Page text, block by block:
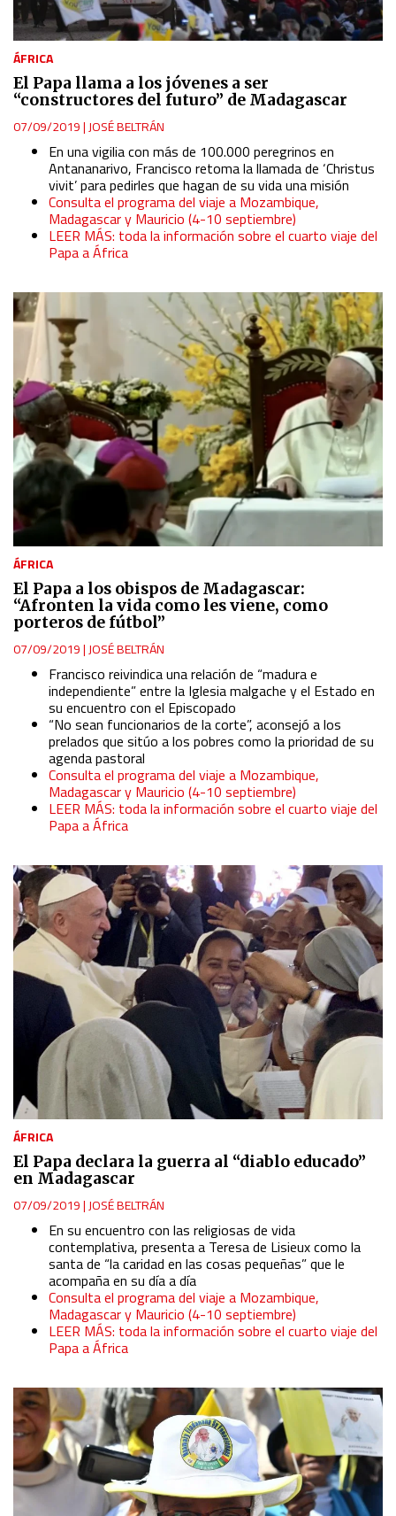
ÁFRICA
El Papa llama a los jóvenes a ser
“constructores del futuro” de Madagascar
07/09/2019| JOSÉ BELTRÁN
En una vigilia con más de 100.000 peregrinos en
Antananarivo, Francisco retoma la llamada de ‘Christus
vivit’ para pedirles que hagan de su vida una misión
Consulta el programa del viaje a Mozambique,
Madagascar y Mauricio (4-10 septiembre)
LEER MÁS: toda la información sobre el cuarto viaje del
Papa a África
ÁFRICA
El Papa a los obispos de Madagascar:
“Afronten la vida como les viene, como
porteros de fútbol”
07/09/2019| JOSÉ BELTRÁN
Francisco reivindica una relación de “madura e
independiente” entre la Iglesia malgache y el Estado en
su encuentro con el Episcopado
“No sean funcionarios de la corte”, aconsejó a los
prelados que sitúo a los pobres como la prioridad de su
agenda pastoral
Consulta el programa del viaje a Mozambique,
Madagascar y Mauricio (4-10 septiembre)
LEER MÁS: toda la información sobre el cuarto viaje del
Papa a África
ÁFRICA
El Papa declara la guerra al “diablo educado”
en Madagascar
07/09/2019|JOSÉ BELTRÁN
En su encuentro con las religiosas de vida
contemplativa, presenta a Teresa de Lisieux como la
santa de “la caridad en las cosas pequeñas” que le
acompaña en su día a día
Consulta el programa del viaje a Mozambique,
Madagascar y Mauricio (4-10 septiembre)
LEER MÁS: toda la información sobre el cuarto viaje del
Papa a África